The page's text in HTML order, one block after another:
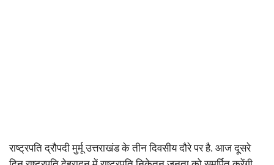
राष्ट्रपति द्रौपदी मुर्मू उत्तराखंड के तीन दिवसीय दौरे पर है. आज दूसरे